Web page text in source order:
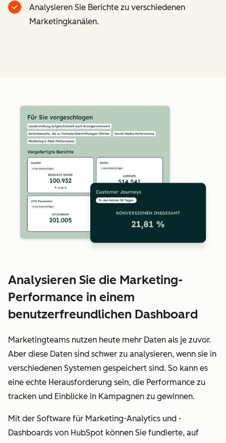
Analysieren Sie Berichte zu verschiedenen
Marketingkanälen.
Analysieren Sie die Marketing-
Performance in einem
benutzerfreundlichen Dashboard
Marketingteams nutzen heute mehr Daten als je zuvor.
Aber diese Daten sind schwer zu analysieren, wenn sie in
verschiedenen Systemen gespeichert sind. So kann es
eine echte Herausforderung sein, die Performance zu
tracken und Einblicke in Kampagnen zu gewinnen.
Mit der Software für Marketing-Analytics und -
Dashboards von HubSpot können Sie fundierte, auf